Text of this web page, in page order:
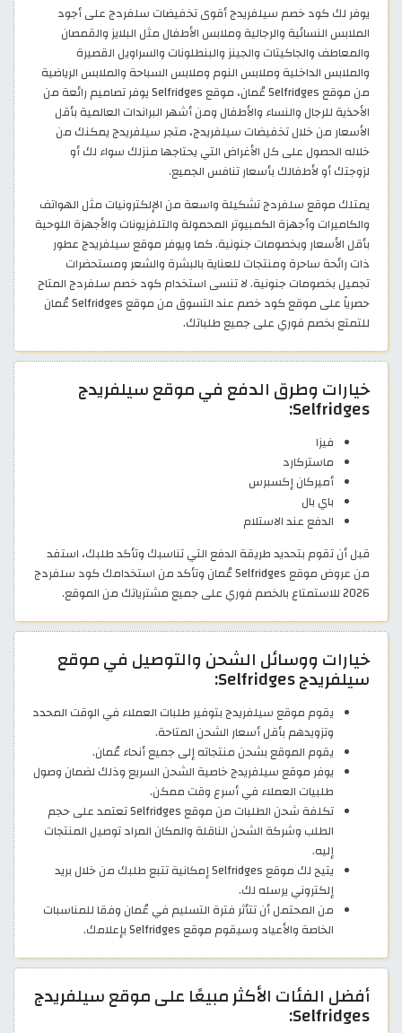
يوفر لك كود خصم سيلفريدج أقوى تخفيضات سلفردج على أجود
الملابس النسائية والرجالية وملابس الأطفال مثل البلايز والقمصان
والمعاطف والجاكيتات والجينز والبنطلونات والسراويل القصيرة
والملابس الداخلية وملابس النوم وملابس السباحة والملابس الرياضية
من موقع Selfridges عُمان، موقع Selfridges يوفر تصاميم رائعة من
الأحذية للرجال والنساء والأطفال ومن أشهر البراندات العالمية بأقل
الأسعار من خلال تخفيضات سيلفريدج، متجر سيلفريدج يمكنك من
خلاله الحصول على كل الأغراض التي يحتاجها منزلك سواء لك أو
لزوجتك أو لأطفالك بأسعار تنافس الجميع.
يمتلك موقع سلفردج تشكيلة واسعة من الإلكترونيات مثل الهواتف
والكاميرات وأجهزة الكمبيوتر المحمولة والتلفزيونات والأجهزة اللوحية
بأقل الأسعار وبخصومات جنونية. كما ويوفر موقع سيلفريدج عطور
ذات رائحة ساحرة ومنتجات للعناية بالبشرة والشعر ومستحضرات
تجميل بخصومات جنونية. لا تنسى استخدام كود خصم سلفردج المتاح
حصرياً على موقع كود خصم عند التسوق من موقع Selfridges عُمان
للتمتع بخصم فوري على جميع طلباتك. ​
خيارات وطرق الدفع في موقع سيلفريدج
Selfridges:
فيزا
ماستركارد
أميركان إكسبرس
باي بال
الدفع عند الاستلام
قبل أن تقوم بتحديد طريقة الدفع التي تناسبك وتأكد طلبك، استفد
من عروض موقع Selfridges عُمان وتأكد من استخدامك كود سلفردج
2026 للاستمتاع بالخصم فوري على جميع مشترياتك من الموقع.
خيارات ووسائل الشحن والتوصيل في موقع
سيلفريدج Selfridges:
يقوم موقع سيلفريدج بتوفير طلبات العملاء في الوقت المحدد
وتزويدهم بأقل أسعار الشحن المتاحة.
يقوم الموقع بشحن منتجاته إلى جميع أنحاء عُمان.
يوفر موقع سيلفريدج خاصية الشحن السريع وذلك لضمان وصول
طلبيات العملاء في أسرع وقت ممكن.
تكلفة شحن الطلبات من موقع Selfridges تعتمد على حجم
الطلب وشركة الشحن الناقلة والمكان المراد توصيل المنتجات
إليه.
يتيح لك موقع Selfridges إمكانية تتبع طلبك من خلال بريد
إلكتروني يرسله لك.
من المحتمل أن تتأثر فترة التسليم في عُمان وفقا للمناسبات
الخاصة والأعياد وسيقوم موقع Selfridges بإعلامك.
أفضل الفئات الأكثر مبيعًا على موقع سيلفريدج
Selfridges: